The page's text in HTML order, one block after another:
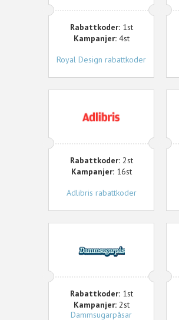
Rabattkoder:1st
Kampanjer:4st
Royal Design rabattkoder
Rabattkoder:2st
Kampanjer:16st
Adlibris rabattkoder
Rabattkoder:1st
Kampanjer:2st
Dammsugarpåsar